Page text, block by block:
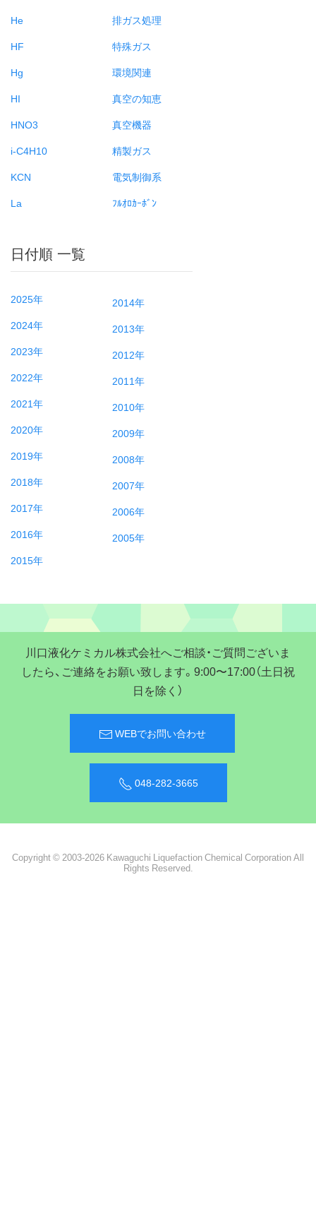
He
HF
Hg
HI
HNO3
i-C4H10
KCN
La
排ガス処理
特殊ガス
環境関連
真空の知恵
真空機器
精製ガス
電気制御系
ﾌﾙｵﾛｶｰﾎﾞﾝ
日付順 一覧
2025年
2024年
2023年
2022年
2021年
2020年
2019年
2018年
2017年
2016年
2015年
2014年
2013年
2012年
2011年
2010年
2009年
2008年
2007年
2006年
2005年
川口液化ケミカル株式会社へご相談・ご質問ございま
したら、ご連絡をお願い致します。9:00〜17:00（土日祝
日を除く）
WEBでお問い合わせ
048-282-3665
Copyright © 2003-2026 Kawaguchi Liquefaction Chemical Corporation All
Rights Reserved.